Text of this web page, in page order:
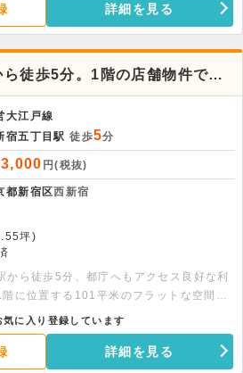
詳細を見る
徒歩5分。1階の店舗物件で
大江戸線
宿五丁目駅 徒歩5分
円(税抜)
都新宿区西新宿
坪)
から徒歩5分、都庁へもアクセス良好な利
に位置する101平米のフラットな空間
詳細はお気軽にお問い合わせください。
気に入り登録しています
詳細を見る